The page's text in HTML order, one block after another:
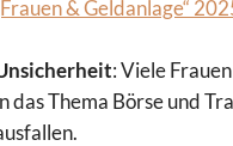
& Geldanlage“
: Viele
das Thema Börse und